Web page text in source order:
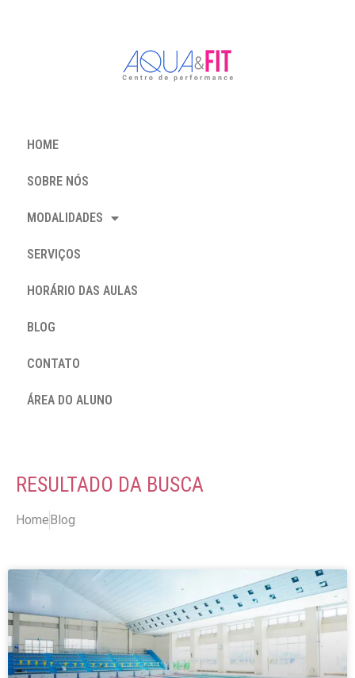
HOME
SOBRE NÓS
MODALIDADES
SERVIÇOS
HORÁRIO DAS AULAS
BLOG
CONTATO
ÁREA DO ALUNO
RESULTADO DA BUSCA
HomeBlog